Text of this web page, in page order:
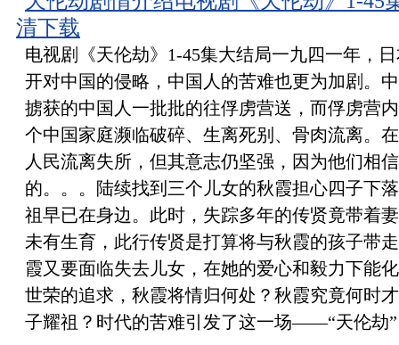
清下载
电视剧《天伦劫》1-45集大结局一九四一年，
开对中国的侵略，中国人的苦难也更为加剧。
掳获的中国人一批批的往俘虏营送，而俘虏营
个中国家庭濒临破碎、生离死别、骨肉流离。
人民流离失所，但其意志仍坚强，因为他们相
的。。。陆续找到三个儿女的秋霞担心四子下
祖早已在身边。此时，失踪多年的传贤竟带着
未有生育，此行传贤是打算将与秋霞的孩子带
霞又要面临失去儿女，在她的爱心和毅力下能
世荣的追求，秋霞将情归何处？秋霞究竟何时
子耀祖？时代的苦难引发了这一场——“天伦劫